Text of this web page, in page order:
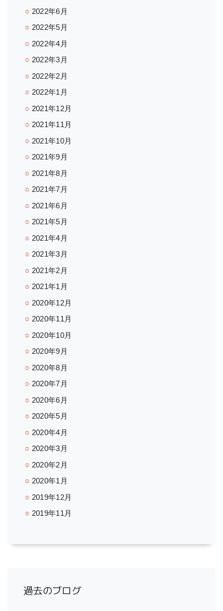
2022年6月
2022年5月
2022年4月
2022年3月
2022年2月
2022年1月
2021年12月
2021年11月
2021年10月
2021年9月
2021年8月
2021年7月
2021年6月
2021年5月
2021年4月
2021年3月
2021年2月
2021年1月
2020年12月
2020年11月
2020年10月
2020年9月
2020年8月
2020年7月
2020年6月
2020年5月
2020年4月
2020年3月
2020年2月
2020年1月
2019年12月
2019年11月
過去のブログ